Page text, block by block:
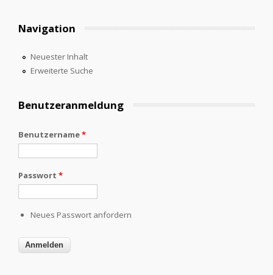
Navigation
Neuester Inhalt
Erweiterte Suche
Benutzeranmeldung
Benutzername*
Passwort *
Neues Passwort anfordern